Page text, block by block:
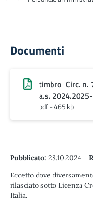
Documenti
timbro_Circ. n.
a.s.
pdf - 465 kb
Pubblicato: 28.10.2024 -
Eccetto dove
rilasciato sotto Licenza
Italia.